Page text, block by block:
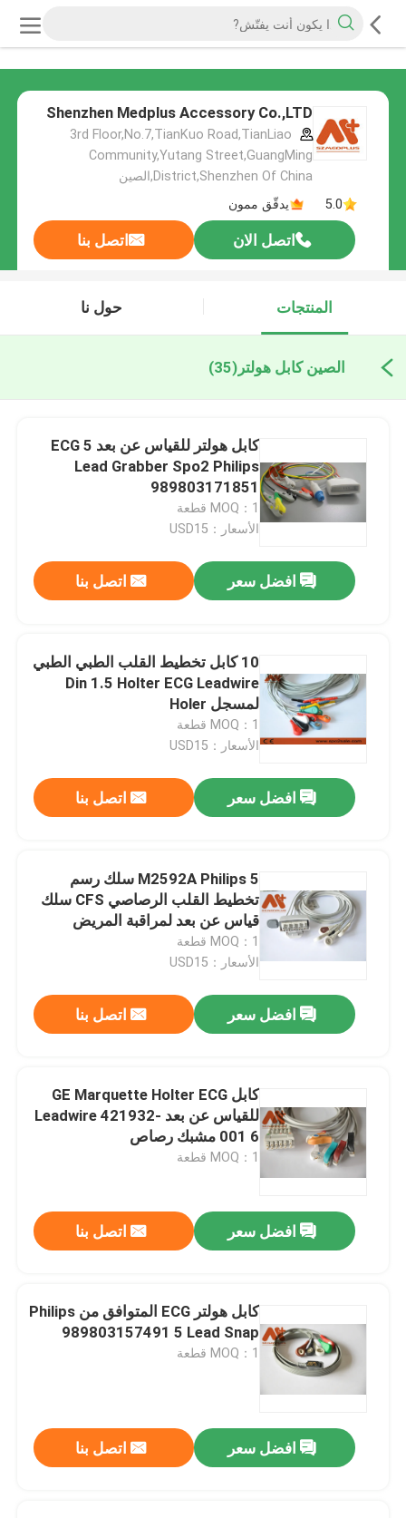
Shenzhen Medplus Accessory Co.,LTD
3rd Floor,No.7,TianKuo Road,TianLiao
Community,Yutang Street,GuangMing
District,Shenzhen Of China,الصين
5.0
يدقّق ممون
اتصل الان اتصل بنا
المنتجات حول نا
الصين كابل هولتر (35)
كابل هولتر للقياس عن بعد ECG 5
Lead Grabber Spo2 Philips
989803171851
MOQ：1 قطعة
الأسعار：USD15
افضل سعر اتصل بنا
10 كابل تخطيط القلب الطبي الطبي
Din 1.5 Holter ECG Leadwire
لمسجل Holer
MOQ：1 قطعة
الأسعار：USD15
افضل سعر اتصل بنا
M2592A Philips 5 سلك رسم
تخطيط القلب الرصاصي CFS سلك
قياس عن بعد لمراقبة المريض
MOQ：1 قطعة
الأسعار：USD15
افضل سعر اتصل بنا
كابل GE Marquette Holter ECG
للقياس عن بعد Leadwire 421932-
001 6 مشبك رصاص
MOQ：1 قطعة
افضل سعر اتصل بنا
كابل هولتر ECG المتوافق من Philips
989803157491 5 Lead Snap
MOQ：1 قطعة
افضل سعر اتصل بنا